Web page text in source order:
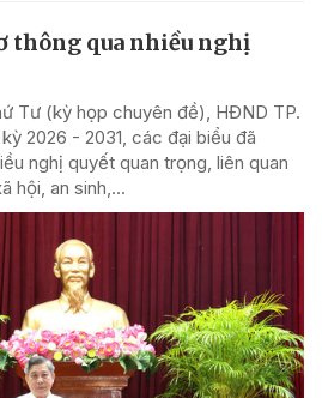
thông qua nhiều nghị
Tư (kỳ họp chuyên đề), HĐND TP.
2026 - 2031, các đại biểu đã
nghị quyết quan trọng, liên quan
hội, an sinh,...